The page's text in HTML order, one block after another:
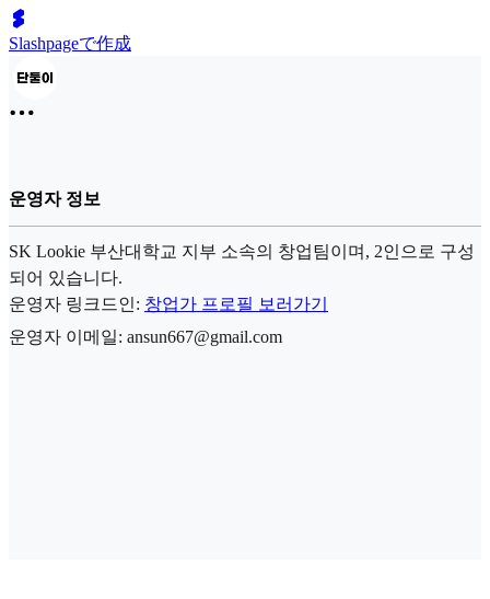
Slashpageで作成
운영자 정보
SK Lookie 부산대학교 지부 소속의 창업팀이며, 2인으로 구성
되어 있습니다.
운영자 링크드인: 창업가 프로필 보러가기
운영자 이메일: ansun667@gmail.com